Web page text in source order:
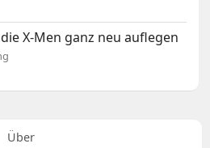
X-Men ganz neu auflegen
Über